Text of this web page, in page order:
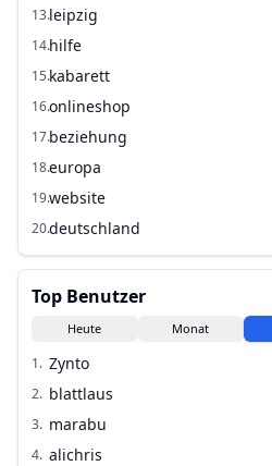
13.leipzig
14.hilfe
15.kabarett
16.onlineshop
17.beziehung
18.europa
19.website
20.deutschland
Top Benutzer
Heute Monat
1. Zynto
2. blattlaus
3. marabu
4. alichris